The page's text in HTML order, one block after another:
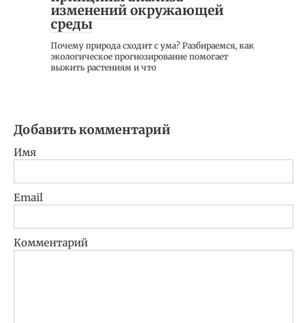
изменений окружающей
среды
Почему природа сходит с ума? Разбираемся, как
экологическое прогнозирование помогает
выжить растениям и что
Добавить комментарий
Имя
Email
Комментарий